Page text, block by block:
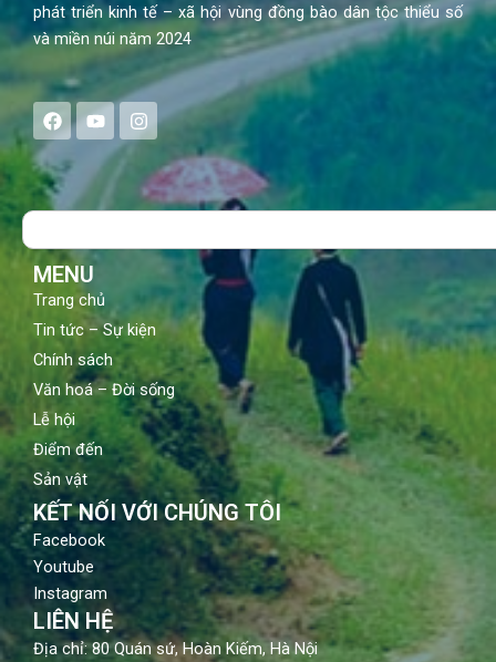
phát triển kinh tế – xã hội vùng đồng bào dân tộc thiểu số
và miền núi năm 2024
F
a
e
b
o
Y
o
t
u
b
I
n
s
a
g
Search
MENU
Trang chủ
Tin tức – Sự kiện
Chính sách
Văn hoá – Đời sống
Lễ hội
Điểm đến
Sản vật
KẾT NỐI VỚI CHÚNG TÔI
Facebook
Youtube
Instagram
LIÊN HỆ
Địa chỉ: 80 Quán sứ, Hoàn Kiếm, Hà Nội